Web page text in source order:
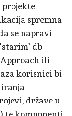
spremna
se napravi
db
ili
korisnici bi
države u
te komponenti